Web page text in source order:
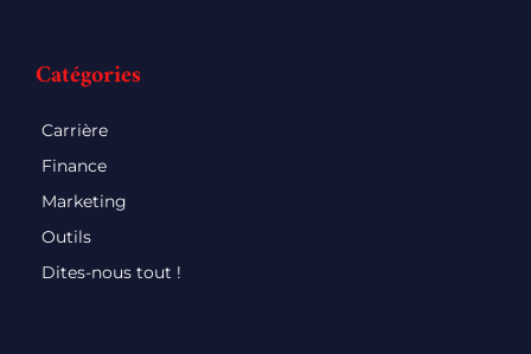
Catégories
Carrière
Finance
Marketing
Outils
Dites-nous tout !